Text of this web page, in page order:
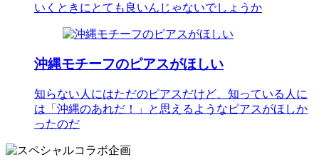
いくときにとても良いんじゃないでしょうか
沖縄モチーフのピアスがほしい
知らない人にはただのピアスだけど、知っている人に
は「沖縄のあれだ！」と思えるようなピアスがほしか
ったのだ